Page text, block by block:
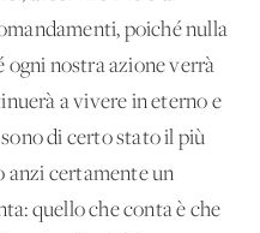
poiché nulla
ogni nostra azione verrà
a vivere in eterno e
di certo stato il più
anzi certamente un
quello che conta è che